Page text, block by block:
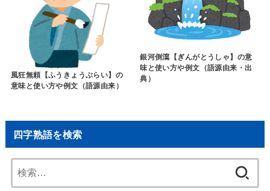
風狂無頼【ふうきょうぶらい】の
意味と使い方や例文（語源由来）
銀河倒瀉【ぎんがとうしゃ】の意
味と使い方や例文（語源由来・出
典）
四字熟語を検索
索: